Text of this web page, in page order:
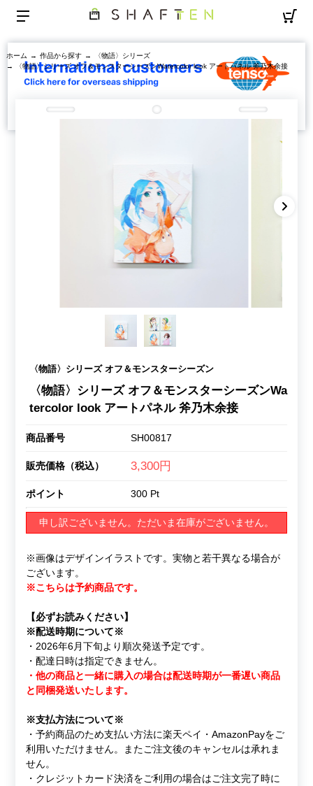
ホーム → 作品から探す →
〈物語〉シリーズ
→ 〈物語〉シリーズ オフ＆モンスターシーズンWatercolor look アートパネル 斧乃木余接
〈物語〉シリーズ オフ＆モンスターシーズン
〈物語〉シリーズ オフ＆モンスターシーズンWa
tercolor look アートパネル 斧乃木余接
商品番号 SH00817
販売価格（税込） 3,300円
ポイント 300 Pt
申し訳ございません。ただいま在庫がございません。
※画像はデザインイラストです。実物と若干異なる場合が
ございます。
※こちらは予約商品です。
【必ずお読みください】
※配送時期について※
・2026年6月下旬より順次発送予定です。
・配達日時は指定できません。
・他の商品と一緒に購入の場合は配送時期が一番遅い商品
と同梱発送いたします。
※支払方法について※
・予約商品のため支払い方法に楽天ペイ・AmazonPayをご
利用いただけません。またご注文後のキャンセルは承れま
せん。
・クレジットカード決済をご利用の場合はご注文完了時に